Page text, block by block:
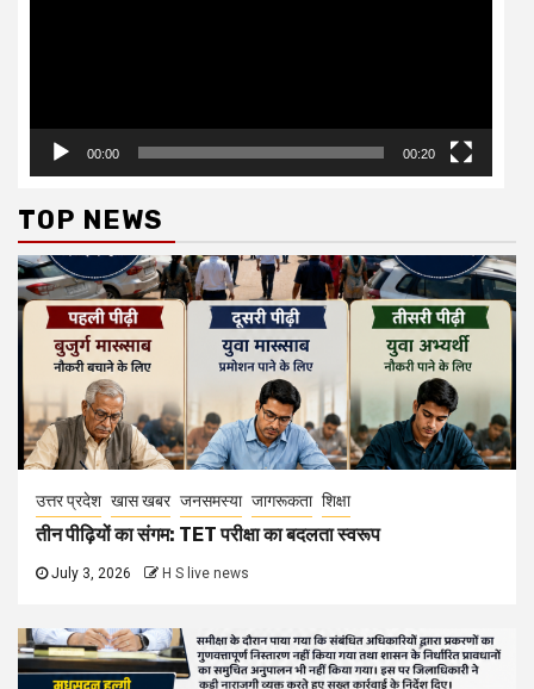
00:00 00:20
TOP NEWS
उत्तर प्रदेश खास खबर जनसमस्या जागरूकता शिक्षा
तीन पीढ़ियों का संगम: TET परीक्षा का बदलता स्वरूप
July 3, 2026 H S live news